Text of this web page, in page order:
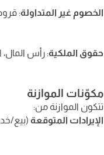
الخصوم غير المتداولة:
حقوق الملكية: رأس المال،
مكوّنات الموازنة
تتكون الموازنة من:
الإيرادات المتوقعة (بيع/